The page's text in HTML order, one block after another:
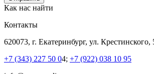
Как нас найти
Контакты
620073, г. Екатеринбург, ул. Крестинского,
+7 (343) 227 50 04; +7 (922) 038 10 95